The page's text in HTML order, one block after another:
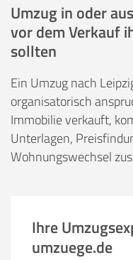
Umzug in oder
vor dem Verkauf
sollten
Ein Umzug nach
organisatorisch
Immobilie verkauft,
Unterlagen,
Wohnungswechsel
Ihre
umzuege.de